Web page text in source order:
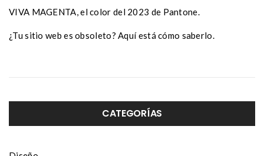
VIVA MAGENTA, el color del 2023 de Pantone.
¿Tu sitio web es obsoleto? Aquí está cómo saberlo.
CATEGORÍAS